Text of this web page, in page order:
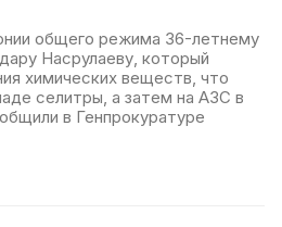
общего режима 36-летнему
Насрулаеву, который
химических веществ, что
селитры, а затем на АЗС в
в Генпрокуратуре